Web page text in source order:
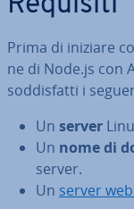
Prima di iniziare
ne di Node.js con
sod­di­sfat­ti i
Un server
Un nome di
server.
Un server